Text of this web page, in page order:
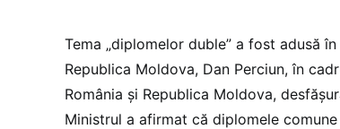
Tema „diplomelor duble” a fost adusă
Republica Moldova, Dan Perciun, în
România și Republica Moldova,
Ministrul a afirmat că diplomele